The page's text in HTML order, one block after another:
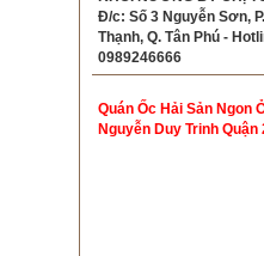
Đ/c: Số 3 Nguyễn Sơn,
Thạnh, Q. Tân Phú -
0989246666
Quán Ốc Hải Sản Ngon
Nguyễn Duy Trinh Quận